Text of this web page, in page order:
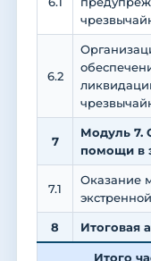
6.2
7
Модуль 7.
помощи в
7.1
Оказание
8 Итоговая
Итого